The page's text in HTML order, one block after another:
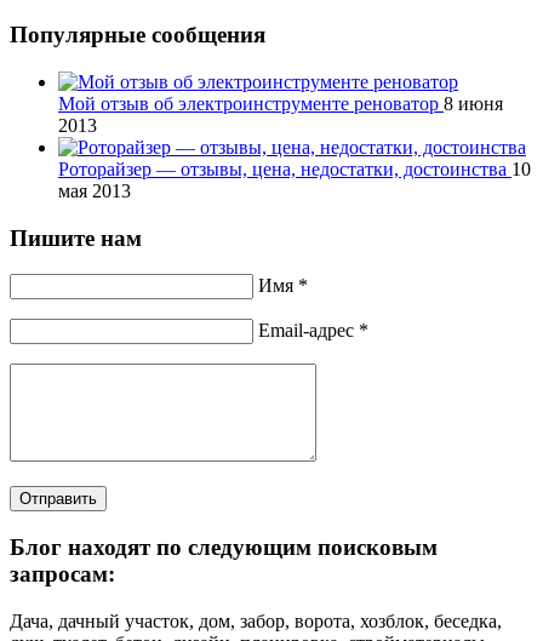
Популярные сообщения
Мой отзыв об электроинструменте реноватор 8 июня
2013
Роторайзер — отзывы, цена, недостатки, достоинства 10
мая 2013
Пишите нам
Имя *
Email-адрес *
Отправить
Блог находят по следующим поисковым
запросам:
Дача, дачный участок, дом, забор, ворота, хозблок, беседка,